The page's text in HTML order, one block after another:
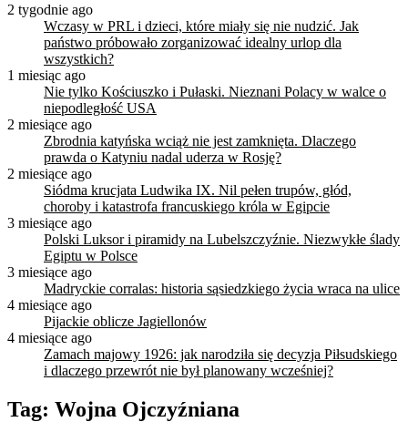
2 tygodnie ago
Wczasy w PRL i dzieci, które miały się nie nudzić. Jak
państwo próbowało zorganizować idealny urlop dla
wszystkich?
1 miesiąc ago
Nie tylko Kościuszko i Pułaski. Nieznani Polacy w walce o
niepodległość USA
2 miesiące ago
Zbrodnia katyńska wciąż nie jest zamknięta. Dlaczego
prawda o Katyniu nadal uderza w Rosję?
2 miesiące ago
Siódma krucjata Ludwika IX. Nil pełen trupów, głód,
choroby i katastrofa francuskiego króla w Egipcie
3 miesiące ago
Polski Luksor i piramidy na Lubelszczyźnie. Niezwykłe ślady
Egiptu w Polsce
3 miesiące ago
Madryckie corralas: historia sąsiedzkiego życia wraca na ulice
4 miesiące ago
Pijackie oblicze Jagiellonów
4 miesiące ago
Zamach majowy 1926: jak narodziła się decyzja Piłsudskiego
i dlaczego przewrót nie był planowany wcześniej?
Tag: Wojna Ojczyźniana